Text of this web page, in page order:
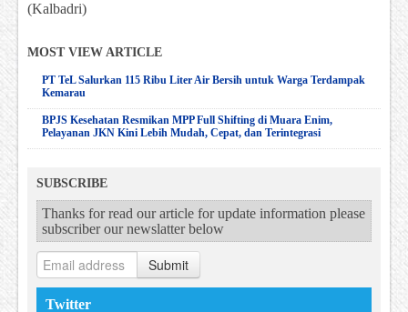
(Kalbadri)
MOST VIEW ARTICLE
PT TeL Salurkan 115 Ribu Liter Air Bersih untuk Warga Terdampak
Kemarau
BPJS Kesehatan Resmikan MPP Full Shifting di Muara Enim,
Pelayanan JKN Kini Lebih Mudah, Cepat, dan Terintegrasi
SUBSCRIBE
Thanks for read our article for update information please
subscriber our newslatter below
Submit
Twitter